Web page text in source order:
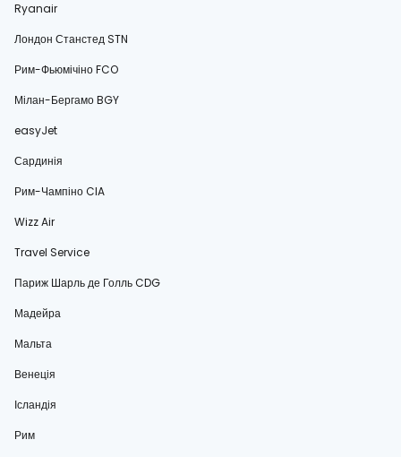
Ryanair
Лондон Станстед STN
Рим-Фьюмічіно FCO
Мілан-Бергамо BGY
easyJet
Сардинія
Рим-Чампіно CIA
Wizz Air
Travel Service
Париж Шарль де Голль CDG
Мадейра
Мальта
Венеція
Ісландія
Рим